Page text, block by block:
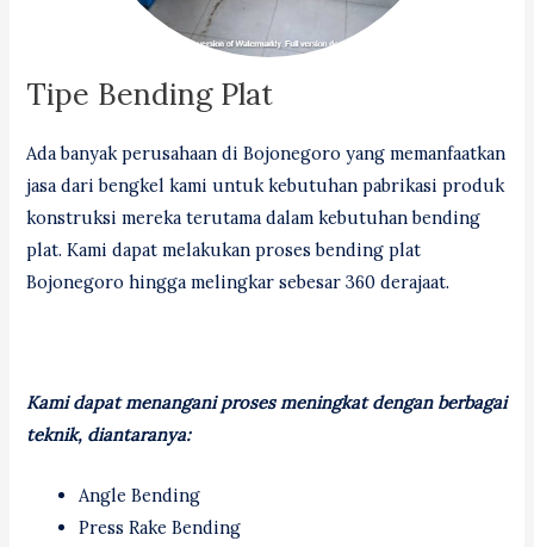
Tipe Bending Plat
Ada banyak perusahaan di Bojonegoro yang memanfaatkan
jasa dari bengkel kami untuk kebutuhan pabrikasi produk
konstruksi mereka terutama dalam kebutuhan bending
plat. Kami dapat melakukan proses bending plat
Bojonegoro hingga melingkar sebesar 360 derajaat.
Kami dapat menangani proses meningkat dengan berbagai
teknik, diantaranya:
Angle Bending
Press Rake Bending